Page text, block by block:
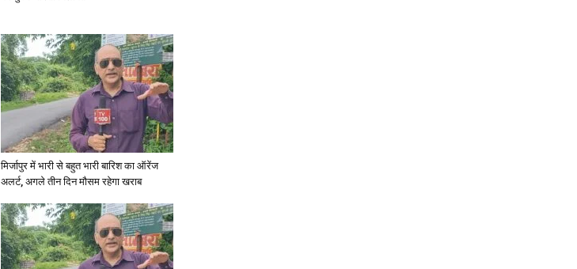
Hindi,
Today
मिर्जापुर में भारी से बहुत भारी बारिश का ऑरेंज
अलर्ट, अगले तीन दिन मौसम रहेगा खराब